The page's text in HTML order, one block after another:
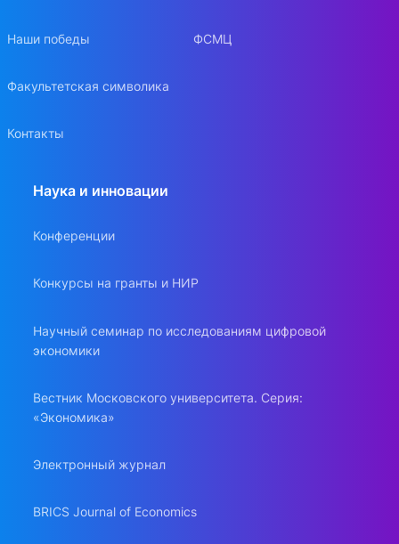
Наши победы
Факультетская символика
Контакты
ФСМЦ
Наука и инновации
Конференции
Конкурсы на гранты и НИР
Научный семинар по исследованиям цифровой
экономики
Вестник Московского университета. Серия:
«Экономика»
Электронный журнал
BRICS Journal of Economics